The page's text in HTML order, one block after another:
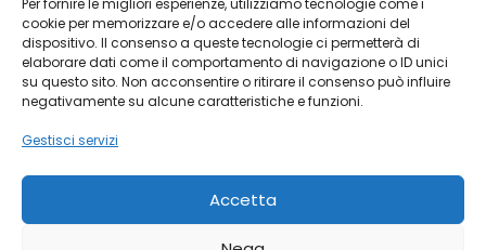
Per fornire le migliori esperienze, utilizziamo tecnologie come i
cookie per memorizzare e/o accedere alle informazioni del
dispositivo. Il consenso a queste tecnologie ci permetterà di
elaborare dati come il comportamento di navigazione o ID unici
su questo sito. Non acconsentire o ritirare il consenso può influire
negativamente su alcune caratteristiche e funzioni.
Gestisci servizi
Accetta
Gli Ultimi Post
Choice Shop Newsletter